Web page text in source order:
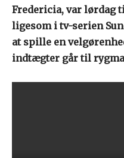
Fredericia, var lørdag
ligesom i tv-serien
at spille en
indtægter går til